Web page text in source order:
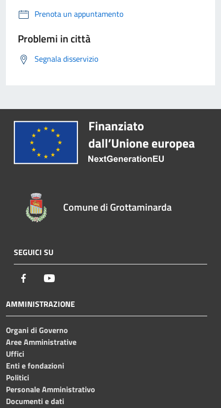
Prenota un appuntamento
Problemi in città
Segnala disservizio
Comune di Grottaminarda
SEGUICI SU
Facebook
AMMINISTRAZIONE
Organi di Governo
Aree Amministrative
Uffici
Enti e fondazioni
Politici
Personale Amministrativo
Documenti e dati